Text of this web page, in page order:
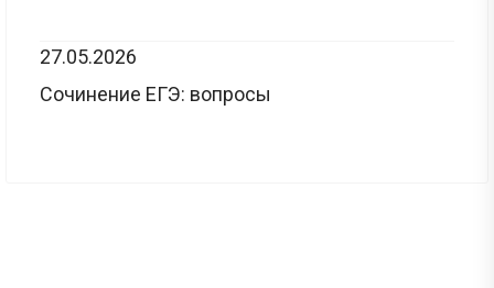
27.05.2026
Сочинение ЕГЭ: вопросы